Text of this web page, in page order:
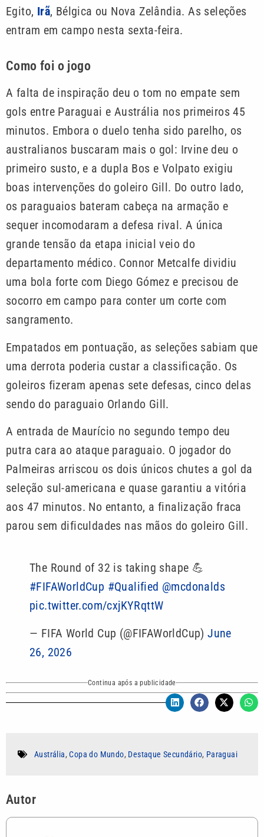
Egito, Irã, Bélgica ou Nova Zelândia. As seleções
entram em campo nesta sexta-feira.
Como foi o jogo
A falta de inspiração deu o tom no empate sem
gols entre Paraguai e Austrália nos primeiros 45
minutos. Embora o duelo tenha sido parelho, os
australianos buscaram mais o gol: Irvine deu o
primeiro susto, e a dupla Bos e Volpato exigiu
boas intervenções do goleiro Gill. Do outro lado,
os paraguaios bateram cabeça na armação e
sequer incomodaram a defesa rival. A única
grande tensão da etapa inicial veio do
departamento médico. Connor Metcalfe dividiu
uma bola forte com Diego Gómez e precisou de
socorro em campo para conter um corte com
sangramento.
Empatados em pontuação, as seleções sabiam que
uma derrota poderia custar a classificação. Os
goleiros fizeram apenas sete defesas, cinco delas
sendo do paraguaio Orlando Gill.
A entrada de Maurício no segundo tempo deu
putra cara ao ataque paraguaio. O jogador do
Palmeiras arriscou os dois únicos chutes a gol da
seleção sul-americana e quase garantiu a vitória
aos 47 minutos. No entanto, a finalização fraca
parou sem dificuldades nas mãos do goleiro Gill.
The Round of 32 is taking shape 💪
#FIFAWorldCup #Qualified @mcdonalds
pic.twitter.com/cxjKYRqttW
— FIFA World Cup (@FIFAWorldCup)June
26, 2026
Continua após a publicidade
Austrália,Copa do Mundo, Destaque Secundário, Paraguai
Autor